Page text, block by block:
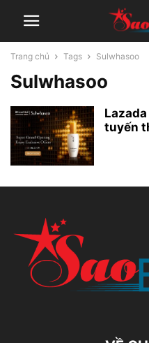
Trang chủ Tags Sulwhasoo
Sulwhasoo
tuyến